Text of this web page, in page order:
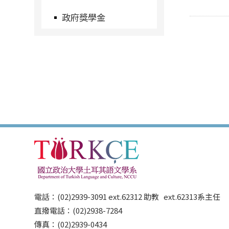
政府獎學金
電話：(02)2939-3091 ext.62312 助教 ext.62313系主任
直撥電話：(02)2938-7284
傳真：(02)2939-0434